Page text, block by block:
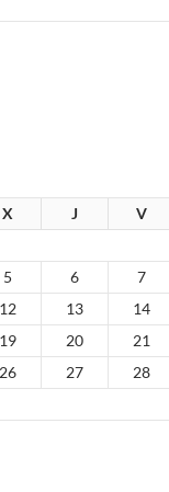
X J V
5 6 7
12 13 14
19 20 21
26 27 28